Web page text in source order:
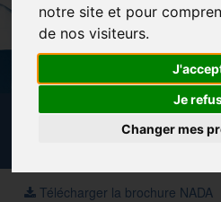
notre site et pour
de nos visiteurs.
Je
Changer mes
CALENDRIER
Télécharger la brochure NADA